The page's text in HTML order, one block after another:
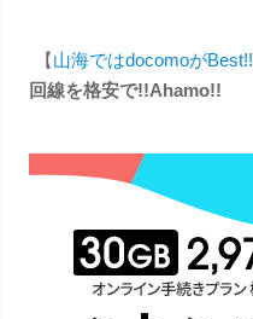
【山海ではdocomoがBest!!
回線を格安で!!Ahamo!!